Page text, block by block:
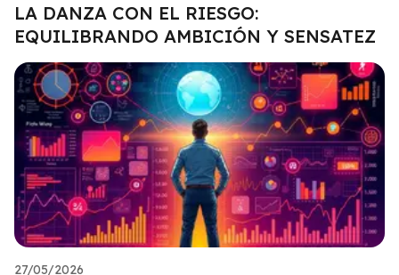
LA DANZA CON EL RIESGO:
EQUILIBRANDO AMBICIÓN Y SENSATEZ
27/05/2026